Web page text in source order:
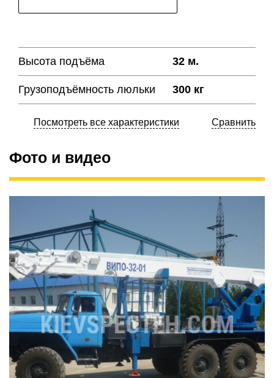
Высота подъёма 32 м.
Грузоподъёмность люльки 300 кг
Посмотреть все характеристики Сравнить
Фото и видео